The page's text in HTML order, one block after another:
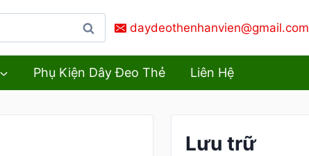
Tìm
kiếm
daydeothenhanvien@gmail.com
Phụ Kiện Dây Đeo Thẻ Liên Hệ
Lưu trữ